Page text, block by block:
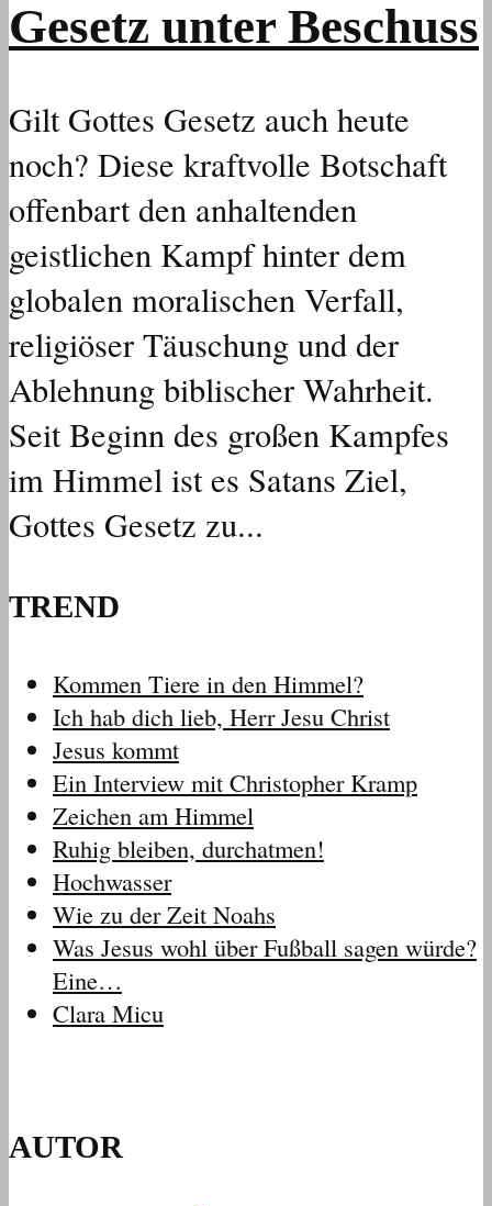
Gesetz unter Beschuss
Gilt Gottes Gesetz auch heute
noch? Diese kraftvolle Botschaft
offenbart den anhaltenden
geistlichen Kampf hinter dem
globalen moralischen Verfall,
religiöser Täuschung und der
Ablehnung biblischer Wahrheit.
Seit Beginn des großen Kampfes
im Himmel ist es Satans Ziel,
Gottes Gesetz zu...
TREND
Kommen Tiere in den Himmel?
Ich hab dich lieb, Herr Jesu Christ
Jesus kommt
Ein Interview mit Christopher Kramp
Zeichen am Himmel
Ruhig bleiben, durchatmen!
Hochwasser
Wie zu der Zeit Noahs
Was Jesus wohl über Fußball sagen würde?
Eine…
Clara Micu
AUTOR